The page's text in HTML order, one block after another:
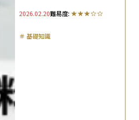
2026.02.20難易度:
＃ 基礎知識